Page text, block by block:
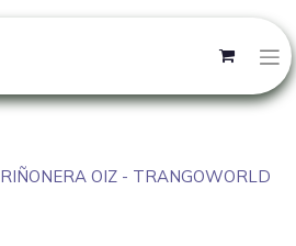
RIÑONERA OIZ - TRANGOWORLD